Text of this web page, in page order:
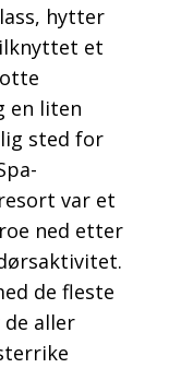
hytter
et
en liten
sted for
var et
ned etter
de fleste
aller